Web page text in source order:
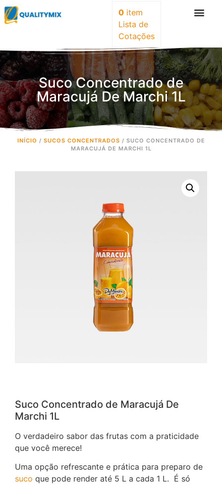
0 item
Lista de
Cotações
Suco Concentrado de
Maracujá De Marchi 1L
INÍCIO / SUCOS CONCENTRADOS / SUCO CONCENTRADO DE
MARACUJÁ DE MARCHI 1L
Suco Concentrado de Maracujá De
Marchi 1L
O verdadeiro sabor das frutas com a praticidade
que você merece!
Uma opção refrescante e prática para preparo de
suco que pode render até 5 L a cada 1 L. É só